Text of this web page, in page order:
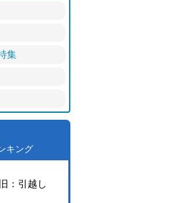
集
キング
：引越し